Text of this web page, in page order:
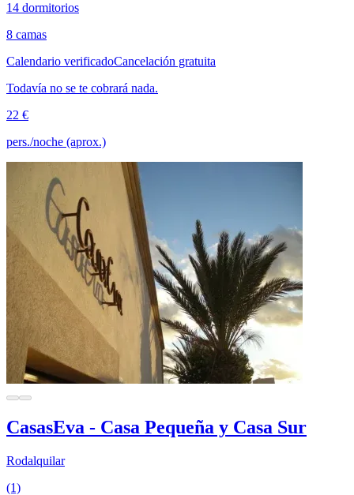
14 dormitorios
8 camas
Calendario verificadoCancelación gratuita
Todavía no se te cobrará nada.
22 €
pers./noche (aprox.)
CasasEva - Casa Pequeña y Casa Sur
Rodalquilar
(1)